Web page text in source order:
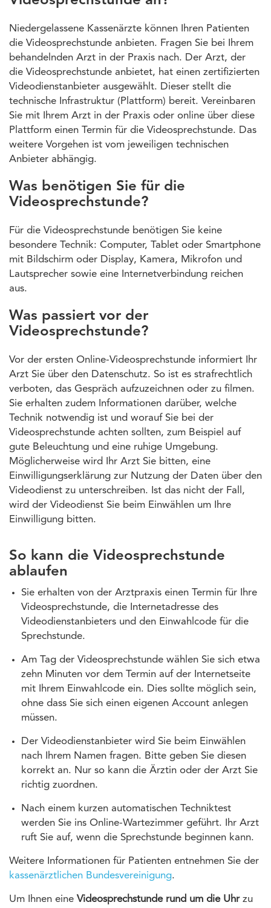
Niedergelassene Kassenärzte können Ihren Patienten
die Videosprechstunde anbieten. Fragen Sie bei Ihrem
behandelnden Arzt in der Praxis nach. Der Arzt, der
die Videosprechstunde anbietet, hat einen zertifizierten
Videodienstanbieter ausgewählt. Dieser stellt die
technische Infrastruktur (Plattform) bereit. Vereinbaren
Sie mit Ihrem Arzt in der Praxis oder online über diese
Plattform einen Termin für die Videosprechstunde. Das
weitere Vorgehen ist vom jeweiligen technischen
Anbieter abhängig.
Was benötigen Sie für die
Videosprechstunde?
Für die Videosprechstunde benötigen Sie keine
besondere Technik: Computer, Tablet oder Smartphone
mit Bildschirm oder Display, Kamera, Mikrofon und
Lautsprecher sowie eine Internetverbindung reichen
aus.
Was passiert vor der
Videosprechstunde?
Vor der ersten Online-Videosprechstunde informiert Ihr
Arzt Sie über den Datenschutz. So ist es strafrechtlich
verboten, das Gespräch aufzuzeichnen oder zu filmen.
Sie erhalten zudem Informationen darüber, welche
Technik notwendig ist und worauf Sie bei der
Videosprechstunde achten sollten, zum Beispiel auf
gute Beleuchtung und eine ruhige Umgebung.
Möglicherweise wird Ihr Arzt Sie bitten, eine
Einwilligungserklärung zur Nutzung der Daten über den
Videodienst zu unterschreiben. Ist das nicht der Fall,
wird der Videodienst Sie beim Einwählen um Ihre
Einwilligung bitten.
So kann die Videosprechstunde
ablaufen
Sie erhalten von der Arztpraxis einen Termin für Ihre
Videosprechstunde, die Internetadresse des
Videodienstanbieters und den Einwahlcode für die
Sprechstunde.
Am Tag der Videosprechstunde wählen Sie sich etwa
zehn Minuten vor dem Termin auf der Internetseite
mit Ihrem Einwahlcode ein. Dies sollte möglich sein,
ohne dass Sie sich einen eigenen Account anlegen
müssen.
Der Videodienstanbieter wird Sie beim Einwählen
nach Ihrem Namen fragen. Bitte geben Sie diesen
korrekt an. Nur so kann die Ärztin oder der Arzt Sie
richtig zuordnen.
Nach einem kurzen automatischen Techniktest
werden Sie ins Online-Wartezimmer geführt. Ihr Arzt
ruft Sie auf, wenn die Sprechstunde beginnen kann.
Weitere Informationen für Patienten entnehmen Sie der
kassenärztlichen Bundesvereinigung.
Um Ihnen eine Videosprechstunde rund um die Uhr zu